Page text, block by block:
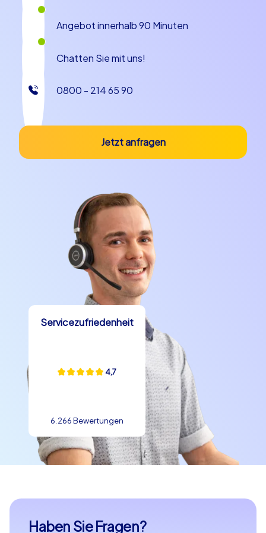
Servicezufriedenheit
4,7
6.266 Bewertungen
Angebot innerhalb 90 Minuten
Chatten Sie mit uns!
0800 - 214 65 90
Jetzt anfragen
Haben Sie Fragen?